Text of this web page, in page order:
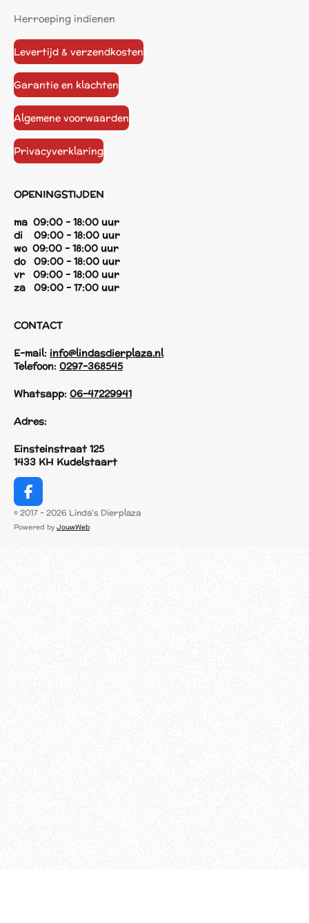
Herroeping indienen
Levertijd & verzendkosten
Garantie en klachten
Algemene voorwaarden
Privacyverklaring
OPENINGSTIJDEN
ma 09:00 - 18:00 uur
di 09:00 - 18:00 uur
wo 09:00 - 18:00 uur
do 09:00 - 18:00 uur
vr 09:00 - 18:00 uur
za 09:00 - 17:00 uur
CONTACT
E-mail: info@lindasdierplaza.nl
Telefoon: 0297-368545
Whatsapp: 06-47229941
Adres:
Einsteinstraat 125
1433 KH Kudelstaart
F
a
c
© 2017 - 2026 Linda's Dierplaza
Powered by JouwWeb